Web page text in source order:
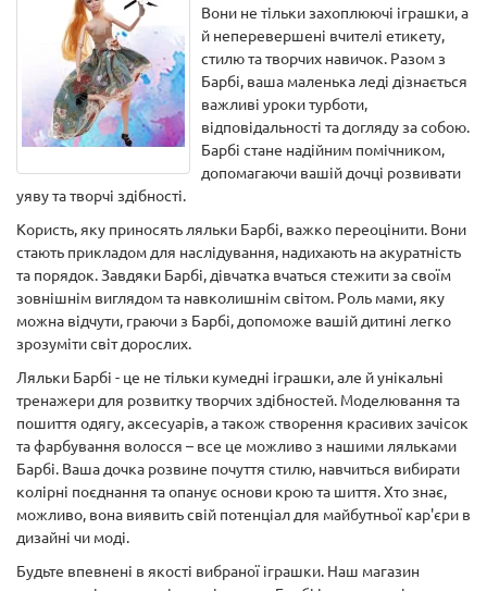
Вони не тільки захоплюючі іграшки, а
й неперевершені вчителі етикету,
стилю та творчих навичок. Разом з
Барбі, ваша маленька леді дізнається
важливі уроки турботи,
відповідальності та догляду за собою.
Барбі стане надійним помічником,
допомагаючи вашій дочці розвивати
уяву та творчі здібності.
Користь, яку приносять ляльки Барбі, важко переоцінити. Вони
стають прикладом для наслідування, надихають на акуратність
та порядок. Завдяки Барбі, дівчатка вчаться стежити за своїм
зовнішнім виглядом та навколишнім світом. Роль мами, яку
можна відчути, граючи з Барбі, допоможе вашій дитині легко
зрозуміти світ дорослих.
Ляльки Барбі - це не тільки кумедні іграшки, але й унікальні
тренажери для розвитку творчих здібностей. Моделювання та
пошиття одягу, аксесуарів, а також створення красивих зачісок
та фарбування волосся – все це можливо з нашими ляльками
Барбі. Ваша дочка розвине почуття стилю, навчиться вибирати
колірні поєднання та опанує основи крою та шиття. Хто знає,
можливо, вона виявить свій потенціал для майбутньої кар'єри в
дизайні чи моді.
Будьте впевнені в якості вибраної іграшки. Наш магазин